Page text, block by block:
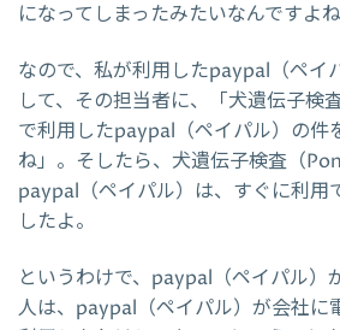
になってしまったみたいなんですよね
なので、私が利用したpaypal（ペイ
して、その担当者に、「犬遺伝子検
で利用したpaypal（ペイパル）の件
ね」。そしたら、犬遺伝子検査（
paypal（ペイパル）は、すぐに利用
したよ。
というわけで、paypal（ペイパル）
人は、paypal（ペイパル）が会社に